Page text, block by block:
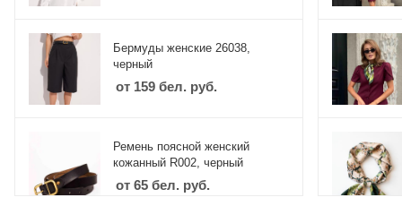
Бермуды женские 26038,
черный
от 159 бел. руб.
Ремень поясной женский
кожанный R002, черный
от 65 бел. руб.